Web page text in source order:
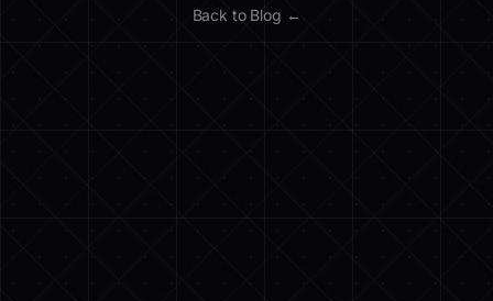
← Back to Blog